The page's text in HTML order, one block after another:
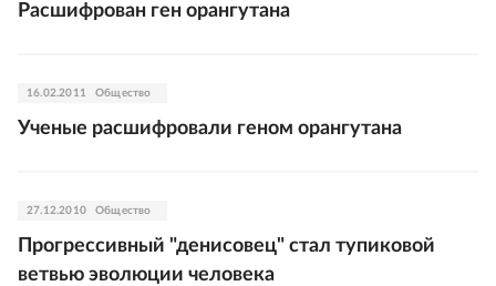
Расшифрован ген орангутана
16.02.2011 Общество
Ученые расшифровали геном орангутана
27.12.2010 Общество
Прогрессивный "денисовец" стал тупиковой
ветвью эволюции человека